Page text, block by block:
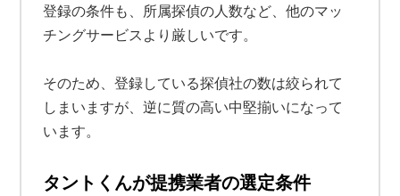
登録の条件も、所属探偵の人数など、他のマッ
チングサービスより厳しいです。
そのため、登録している探偵社の数は絞られて
しまいますが、逆に質の高い中堅揃いになって
います。
タントくんが提携業者の選定条件